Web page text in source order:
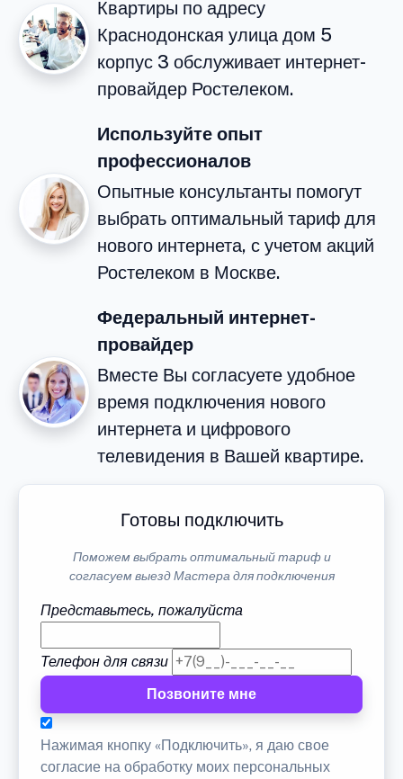
Квартиры по адресу
Краснодонская улица дом 5
корпус 3 обслуживает интернет-
провайдер Ростелеком.
Используйте опыт
профессионалов
Опытные консультанты помогут
выбрать оптимальный тариф для
нового интернета, с учетом акций
Ростелеком в Москве.
Федеральный интернет-
провайдер
Вместе Вы согласуете удобное
время подключения нового
интернета и цифрового
телевидения в Вашей квартире.
Готовы подключить
Поможем выбрать оптимальный тариф и
согласуем выезд Мастера для подключения
Представьтесь, пожалуйста
Телефон для связи
Позвоните мне
Нажимая кнопку «Подключить», я даю свое
согласие на обработку моих персональных